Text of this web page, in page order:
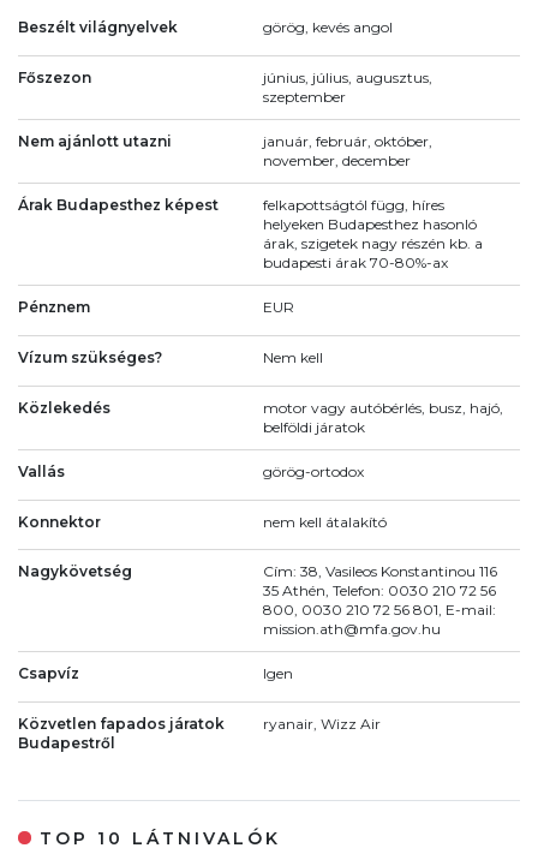
Beszélt világnyelvek görög, kevés angol
Főszezon
június, július, augusztus,
szeptember
Nem ajánlott utazni
január, február, október,
november, december
Árak Budapesthez képest
felkapottságtól függ, híres
helyeken Budapesthez hasonló
árak, szigetek nagy részén kb. a
budapesti árak 70-80%-ax
Pénznem EUR
Vízum szükséges? Nem kell
Közlekedés
motor vagy autóbérlés, busz, hajó,
belföldi járatok
Vallás görög-ortodox
Konnektor nem kell átalakító
Nagykövetség
Cím: 38, Vasileos Konstantinou 116
35 Athén, Telefon: 0030 210 72 56
800, 0030 210 72 56 801, E-mail:
mission.ath@mfa.gov.hu
Csapvíz Igen
Közvetlen fapados járatok
Budapestről
ryanair, Wizz Air
TOP 10 LÁTNIVALÓK